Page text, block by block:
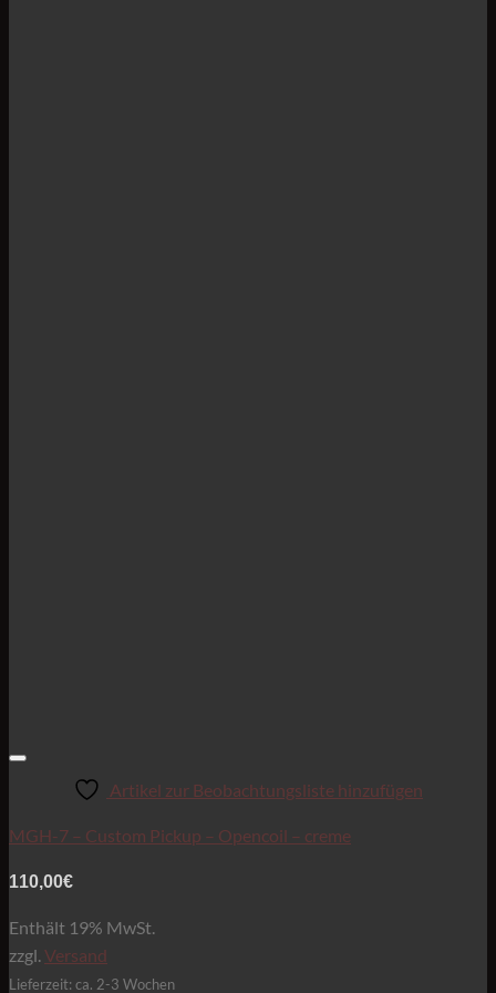
Artikel zur Beobachtungsliste hinzufügen
MGH-7 – Custom Pickup – Opencoil – creme
110,00€
Enthält 19% MwSt.
zzgl.Versand
Lieferzeit: ca. 2-3 Wochen